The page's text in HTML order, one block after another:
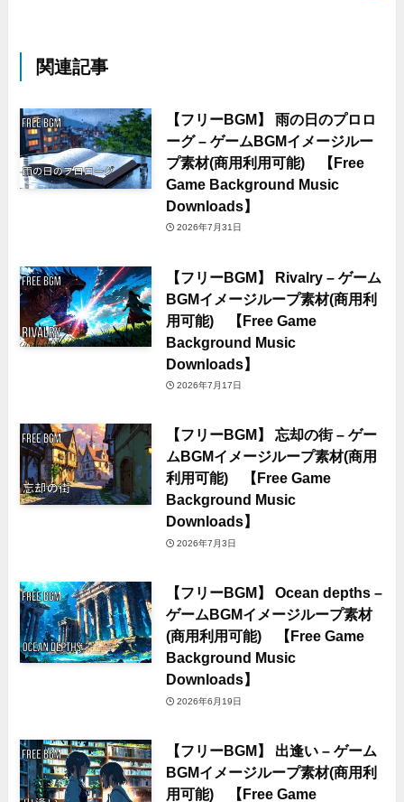
関連記事
【フリーBGM】 雨の日のプロロ
ーグ – ゲームBGMイメージルー
プ素材(商用利用可能) 【Free
Game Background Music
Downloads】
2026年7月31日
【フリーBGM】 Rivalry – ゲーム
BGMイメージループ素材(商用利
用可能) 【Free Game
Background Music
Downloads】
2026年7月17日
【フリーBGM】 忘却の街 – ゲー
ムBGMイメージループ素材(商用
利用可能) 【Free Game
Background Music
Downloads】
2026年7月3日
【フリーBGM】 Ocean depths –
ゲームBGMイメージループ素材
(商用利用可能) 【Free Game
Background Music
Downloads】
2026年6月19日
【フリーBGM】 出逢い – ゲーム
BGMイメージループ素材(商用利
用可能) 【Free Game